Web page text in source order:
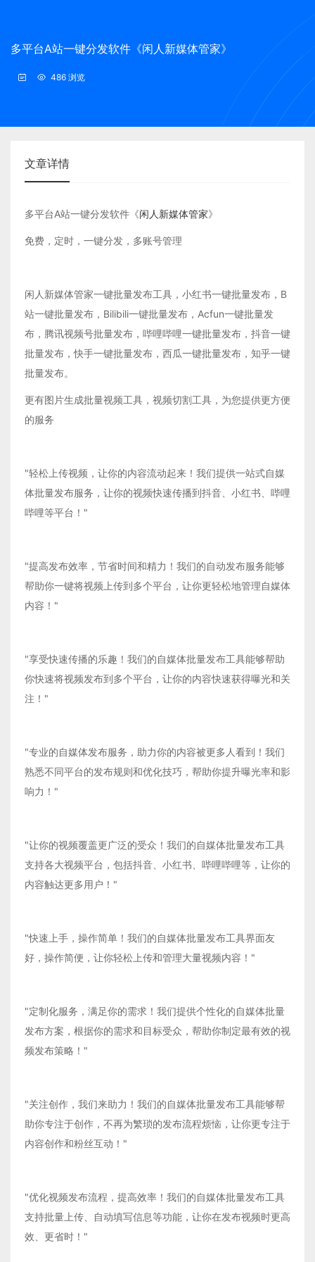
多平台A站一键分发软件《闲人新媒体管家》
486 浏览
文章详情
多平台A站一键分发软件《闲人新媒体管家》
免费，定时，一键分发，多账号管理
闲人新媒体管家一键批量发布工具，小红书一键批量发布，B
站一键批量发布，Bilibili一键批量发布，Acfun一键批量发
布，腾讯视频号批量发布，哔哩哔哩一键批量发布，抖音一键
批量发布，快手一键批量发布，西瓜一键批量发布，知乎一键
批量发布。
更有图片生成批量视频工具，视频切割工具，为您提供更方便
的服务
"轻松上传视频，让你的内容流动起来！我们提供一站式自媒
体批量发布服务，让你的视频快速传播到抖音、小红书、哔哩
哔哩等平台！"
"提高发布效率，节省时间和精力！我们的自动发布服务能够
帮助你一键将视频上传到多个平台，让你更轻松地管理自媒体
内容！"
"享受快速传播的乐趣！我们的自媒体批量发布工具能够帮助
你快速将视频发布到多个平台，让你的内容快速获得曝光和关
注！"
"专业的自媒体发布服务，助力你的内容被更多人看到！我们
熟悉不同平台的发布规则和优化技巧，帮助你提升曝光率和影
响力！"
"让你的视频覆盖更广泛的受众！我们的自媒体批量发布工具
支持各大视频平台，包括抖音、小红书、哔哩哔哩等，让你的
内容触达更多用户！"
"快速上手，操作简单！我们的自媒体批量发布工具界面友
好，操作简便，让你轻松上传和管理大量视频内容！"
"定制化服务，满足你的需求！我们提供个性化的自媒体批量
发布方案，根据你的需求和目标受众，帮助你制定最有效的视
频发布策略！"
"关注创作，我们来助力！我们的自媒体批量发布工具能够帮
助你专注于创作，不再为繁琐的发布流程烦恼，让你更专注于
内容创作和粉丝互动！"
"优化视频发布流程，提高效率！我们的自媒体批量发布工具
支持批量上传、自动填写信息等功能，让你在发布视频时更高
效、更省时！"